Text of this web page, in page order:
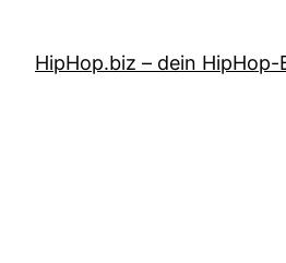
springen
HipHop.biz – dein